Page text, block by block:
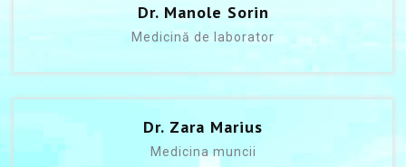
Dr. Manole Sorin
Medicină de laborator
Dr. Zara Marius
Medicina muncii